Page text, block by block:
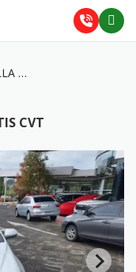
COROLLA 1.8 VVT-I HYBRID FLEX ALTIS CVT
CVT